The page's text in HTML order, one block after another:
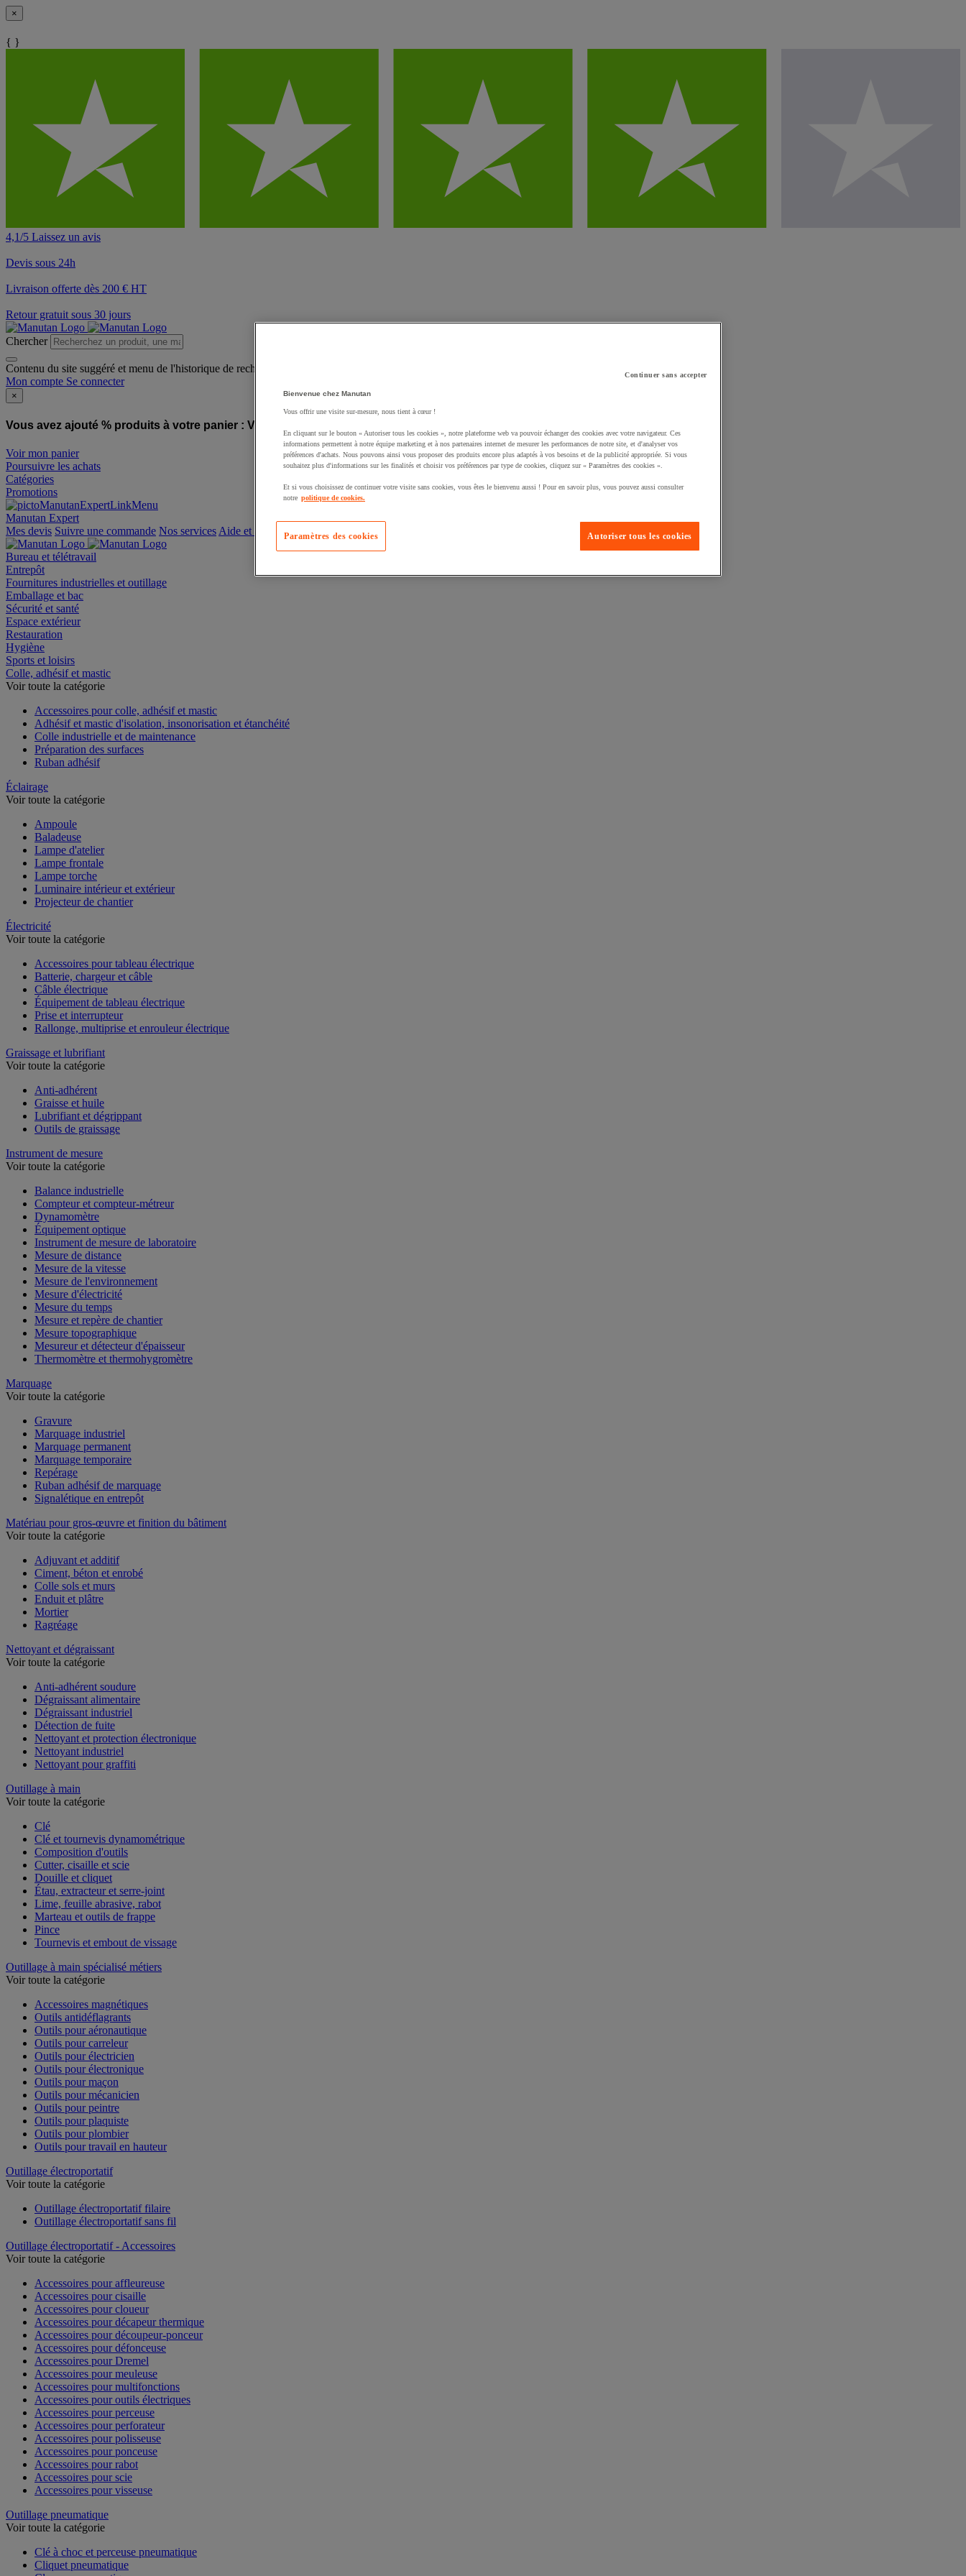
×
{ }
4,1/5 Laissez un avis
Devis sous 24h
Livraison offerte dès 200 € HT
Retour gratuit sous 30 jours
Chercher
Contenu du site suggéré et menu de l'historique de recherche
Mon compte Se connecter
×
Vous avez ajouté % produits à votre panier : Vous avez ajouté un produit à votre panier :
Voir mon panier
Poursuivre les achats
Catégories
Promotions
Manutan Expert
offre reconditionnée
Mes devis Suivre une commande Nos services Aide et contact
Bureau et télétravail
Entrepôt
Fournitures industrielles et outillage
Emballage et bac
Sécurité et santé
Espace extérieur
Restauration
Hygiène
Sports et loisirs
Colle, adhésif et mastic
Accessoires pour colle, adhésif et mastic
Adhésif et mastic d'isolation, insonorisation et étanchéité
Colle industrielle et de maintenance
Préparation des surfaces
Éclairage
Ampoule
Baladeuse
Lampe d'atelier
Lampe frontale
Lampe torche
Luminaire intérieur et extérieur
Électricité
Accessoires pour tableau électrique
Batterie, chargeur et câble
Câble électrique
Équipement de tableau électrique
Prise et interrupteur
Graissage et lubrifiant
Anti-adhérent
Graisse et huile
Lubrifiant et dégrippant
Instrument de mesure
Balance industrielle
Compteur et compteur-métreur
Dynamomètre
Équipement optique
Instrument de mesure de laboratoire
Mesure de distance
Mesure de la vitesse
Mesure de l'environnement
Mesure d'électricité
Mesure du temps
Mesure et repère de chantier
Mesure topographique
Mesureur et détecteur d'épaisseur
Marquage
Gravure
Marquage industriel
Marquage permanent
Marquage temporaire
Repérage
Ruban adhésif de marquage
Matériau pour gros-œuvre et finition du bâtiment
Adjuvant et additif
Ciment, béton et enrobé
Colle sols et murs
Enduit et plâtre
Mortier
Nettoyant et dégraissant
Anti-adhérent soudure
Dégraissant alimentaire
Dégraissant industriel
Détection de fuite
Nettoyant et protection électronique
Nettoyant industriel
Outillage à main
Clé
Clé et tournevis dynamométrique
Composition d'outils
Cutter, cisaille et scie
Douille et cliquet
Étau, extracteur et serre-joint
Lime, feuille abrasive, rabot
Marteau et outils de frappe
Pince
Outillage à main spécialisé métiers
Accessoires magnétiques
Outils antidéflagrants
Outils pour aéronautique
Outils pour carreleur
Outils pour électricien
Outils pour électronique
Outils pour maçon
Outils pour mécanicien
Outils pour peintre
Outils pour plaquiste
Outils pour plombier
Outillage électroportatif
Outillage électroportatif filaire
Outillage électroportatif - Accessoires
Accessoires pour affleureuse
Accessoires pour cisaille
Accessoires pour cloueur
Accessoires pour décapeur thermique
Accessoires pour découpeur-ponceur
Accessoires pour défonceuse
Accessoires pour Dremel
Accessoires pour meuleuse
Accessoires pour multifonctions
Accessoires pour outils électriques
Accessoires pour perceuse
Accessoires pour perforateur
Accessoires pour polisseuse
Accessoires pour ponceuse
Accessoires pour rabot
Accessoires pour scie
Outillage pneumatique
Clé à choc et perceuse pneumatique
Continuer sans accepter
Bienvenue chez Manutan
Vous offrir une visite sur-mesure, nous tient à cœur !
En cliquant sur le bouton « Autoriser tous les cookies », notre plateforme web va pouvoir échanger des cookies avec votre navigateur. Ces
informations permettent à notre équipe marketing et à nos partenaires internet de mesurer les performances de notre site, et d'analyser vos
préférences d'achats. Nous pouvons ainsi vous proposer des produits encore plus adaptés à vos besoins et de la publicité appropriée. Si vous
souhaitez plus d'informations sur les finalités et choisir vos préférences par type de cookies, cliquez sur « Paramètres des cookies ».
Et si vous choisissez de continuer votre visite sans cookies, vous êtes le bienvenu aussi ! Pour en savoir plus, vous pouvez aussi consulter
notre politique de cookies.
Autoriser tous les cookies
Paramètres des cookies